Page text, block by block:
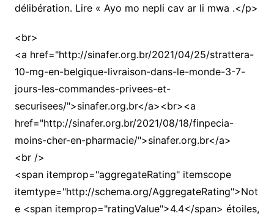
délibération. Lire « Ayo mo nepli cav ar li mwa .</p>
<br>
<a href="http://sinafer.org.br/2021/04/25/strattera-
10-mg-en-belgique-livraison-dans-le-monde-3-7-
jours-les-commandes-privees-et-
securisees/">sinafer.org.br</a><br><a
href="http://sinafer.org.br/2021/08/18/finpecia-
moins-cher-en-pharmacie/">sinafer.org.br</a>
<br />
<span itemprop="aggregateRating" itemscope
itemtype="http://schema.org/AggregateRating">Not
e <span itemprop="ratingValue">4.4</span> étoiles,